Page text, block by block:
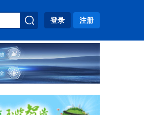
登录 注册